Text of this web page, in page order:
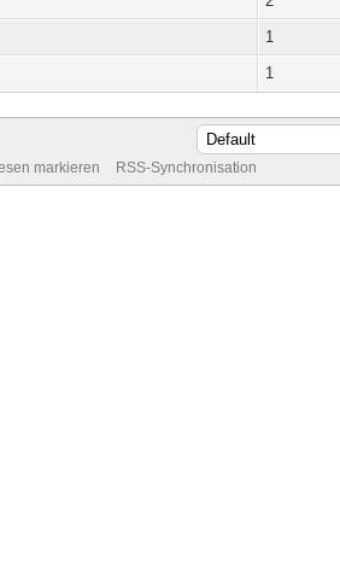
1
1
markieren RSS-Synchronisation